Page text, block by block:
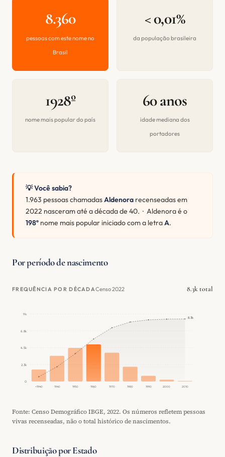
8.360
pessoas com este nome no
Brasil
< 0,01%
da população brasileira
1928º
nome mais popular do país
60 anos
idade mediana dos
portadores
💡 Você sabia?
1.963 pessoas chamadasAldenora recenseadas em
2022 nasceram até a década de 40. · Aldenora é o
198º nome mais popular iniciado com a letraA.
Por período de nascimento
FREQUÊNCIA POR DÉCADACenso 2022 8.3k total
0
2.3k
4.5k
6.8k
9k
<1940 1940 1950 1960 1970 1980 1990 2000 2010
8.3k
Fonte: Censo Demográfico IBGE, 2022. Os números refletem pessoas
vivas recenseadas, não o total histórico de nascimentos.
Distribuição por Estado